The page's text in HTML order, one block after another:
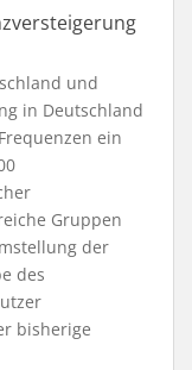
und
in Deutschland
ein
Gruppen
der
des
bisherige